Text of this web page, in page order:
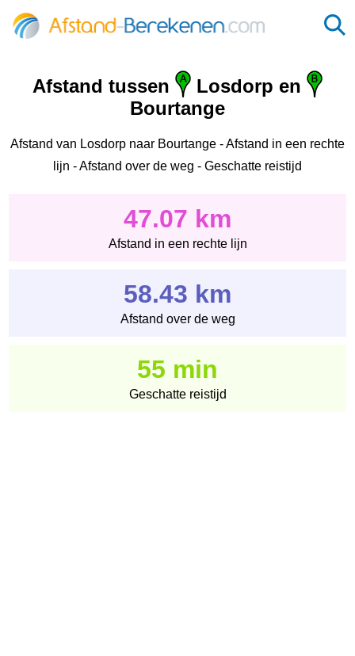
Afstand tussen
Losdorp en
Bourtange
Afstand van Losdorp naar Bourtange - Afstand in een rechte
lijn - Afstand over de weg - Geschatte reistijd
47.07 km
Afstand in een rechte lijn
58.43 km
Afstand over de weg
55 min
Geschatte reistijd